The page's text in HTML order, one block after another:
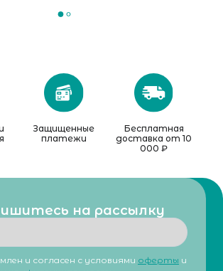
Защищенные
платежи
Бесплатная
доставка от 10
000 ₽
на рассылку
и согласен с условиями оферты и